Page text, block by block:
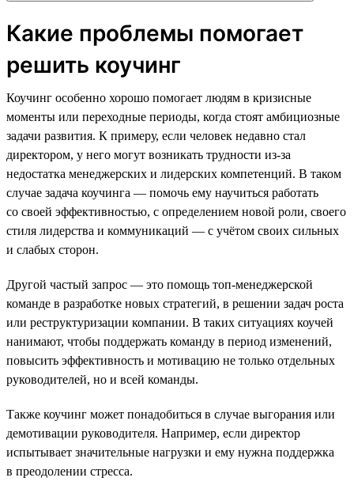
Какие проблемы помогает
решить коучинг
Коучинг особенно хорошо помогает людям в кризисные
моменты или переходные периоды, когда стоят амбициозные
задачи развития. К примеру, если человек недавно стал
директором, у него могут возникать трудности из-за
недостатка менеджерских и лидерских компетенций. В таком
случае задача коучинга — помочь ему научиться работать
со своей эффективностью, с определением новой роли, своего
стиля лидерства и коммуникаций — с учётом своих сильных
и слабых сторон.
Другой частый запрос — это помощь топ-менеджерской
команде в разработке новых стратегий, в решении задач роста
или реструктуризации компании. В таких ситуациях коучей
нанимают, чтобы поддержать команду в период изменений,
повысить эффективность и мотивацию не только отдельных
руководителей, но и всей команды.
Также коучинг может понадобиться в случае выгорания или
демотивации руководителя. Например, если директор
испытывает значительные нагрузки и ему нужна поддержка
в преодолении стресса.